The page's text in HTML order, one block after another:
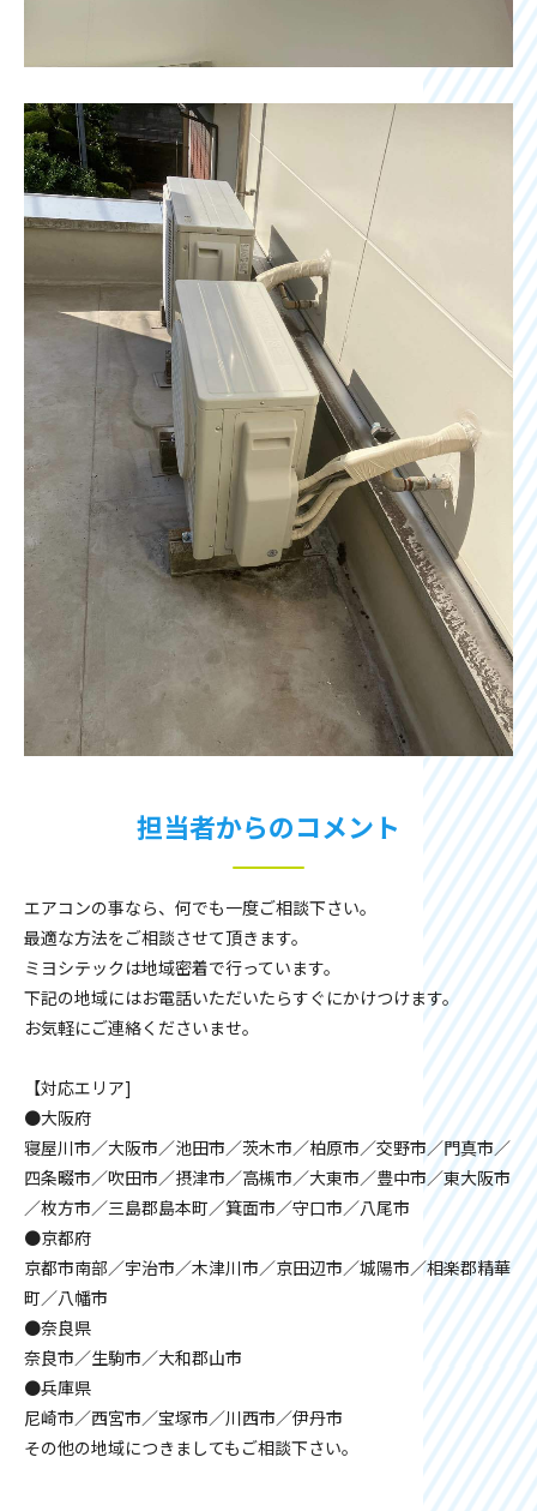
担当者からのコメント
エアコンの事なら、何でも一度ご相談下さい。
最適な方法をご相談させて頂きます。
ミヨシテックは地域密着で行っています。
下記の地域にはお電話いただいたらすぐにかけつけます。
お気軽にご連絡くださいませ。
【対応エリア]
●大阪府
寝屋川市／大阪市／池田市／茨木市／柏原市／交野市／門真市／
四条畷市／吹田市／摂津市／高槻市／大東市／豊中市／東大阪市
／枚方市／三島郡島本町／箕面市／守口市／八尾市
●京都府
京都市南部／宇治市／木津川市／京田辺市／城陽市／相楽郡精華
町／八幡市
●奈良県
奈良市／生駒市／大和郡山市
●兵庫県
尼崎市／西宮市／宝塚市／川西市／伊丹市
その他の地域につきましてもご相談下さい。